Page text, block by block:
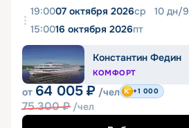
19:0007 октября 2026ср 10 дн/9
15:0016 октября 2026пт
Константин Федин
КОМФОРТ
от 64 005 ₽ /чел
75 300₽ /чел
+1 000